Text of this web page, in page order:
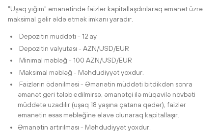
"Uşaq yığım" əmanətində faizlər kapitallaşdırılaraq əmanət üzrə
maksimal gəlir əldə etmək imkanı yaradır.
Depozitin müddəti - 12 ay
Depozitin valyutası - AZN/USD/EUR
Minimal məbləğ - 100 AZN/USD/EUR
Maksimal məbləğ - Məhdudiyyət yoxdur.
Faizlərin ödənilməsi - Əmanətin müddəti bitdikdən sonra
əmanət geri tələb edilmirsə, əmanətçi ilə müqavilə növbəti
müddətə uzadılır (uşaq 18 yaşına çatana qədər), faizlər
əmanətin əsas məbləğinə əlavə olunaraq kapitallaşır.
Əmanətin artırılması - Məhdudiyyət yoxdur.